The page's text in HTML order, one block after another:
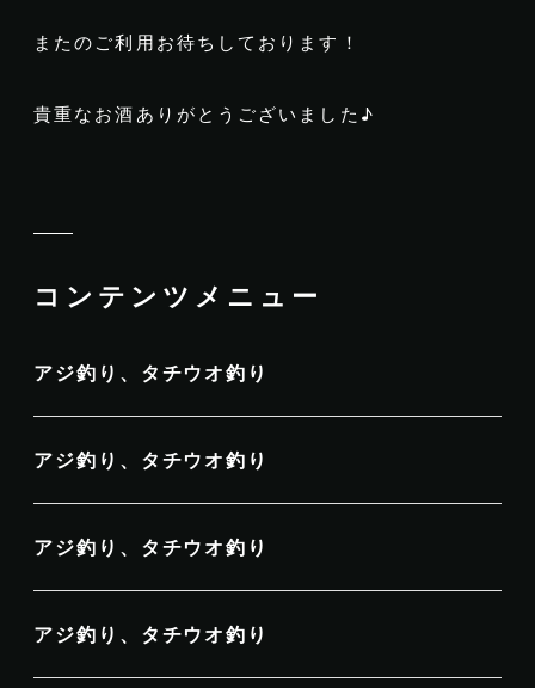
またのご利用お待ちしております！
貴重なお酒ありがとうございました♪
コンテンツメニュー
アジ釣り、タチウオ釣り
アジ釣り、タチウオ釣り
アジ釣り、タチウオ釣り
アジ釣り、タチウオ釣り